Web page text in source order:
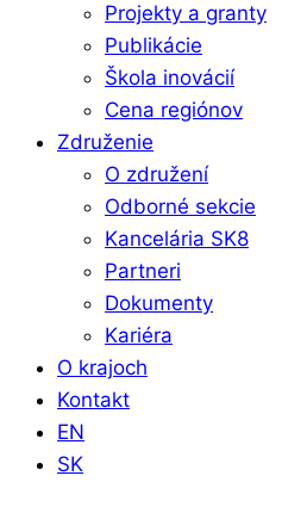
Projekty a granty
Publikácie
Škola inovácií
Cena regiónov
Združenie
O združení
Odborné sekcie
Kancelária SK8
Partneri
Dokumenty
Kariéra
O krajoch
Kontakt
EN
SK